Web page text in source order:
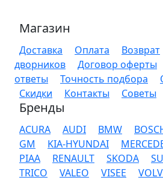
Магазин
Доставка Оплата Возврат
дворников
Договор оферты
ответы
Точность подбора
Скидки
Контакты Советы
Бренды
ACURA AUDI BMW
GM
KIA-HYUNDAI
PIAA
RENAULT SKODA
TRICO
VALEO VISEE